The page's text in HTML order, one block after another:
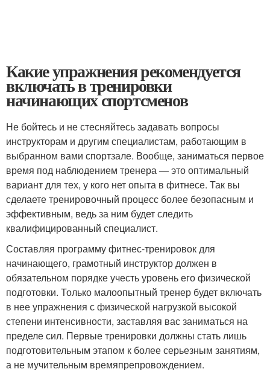
Какие упражнения рекомендуется
включать в тренировки
начинающих спортсменов
Не бойтесь и не стесняйтесь задавать вопросы
инструкторам и другим специалистам, работающим в
выбранном вами спортзале. Вообще, заниматься первое
время под наблюдением тренера — это оптимальный
вариант для тех, у кого нет опыта в фитнесе. Так вы
сделаете тренировочный процесс более безопасным и
эффективным, ведь за ним будет следить
квалифицированный специалист.
Составляя программу фитнес-тренировок для
начинающего, грамотный инструктор должен в
обязательном порядке учесть уровень его физической
подготовки. Только малоопытный тренер будет включать
в нее упражнения с физической нагрузкой высокой
степени интенсивности, заставляя вас заниматься на
пределе сил. Первые тренировки должны стать лишь
подготовительным этапом к более серьезным занятиям,
а не мучительным времяпрепровождением.